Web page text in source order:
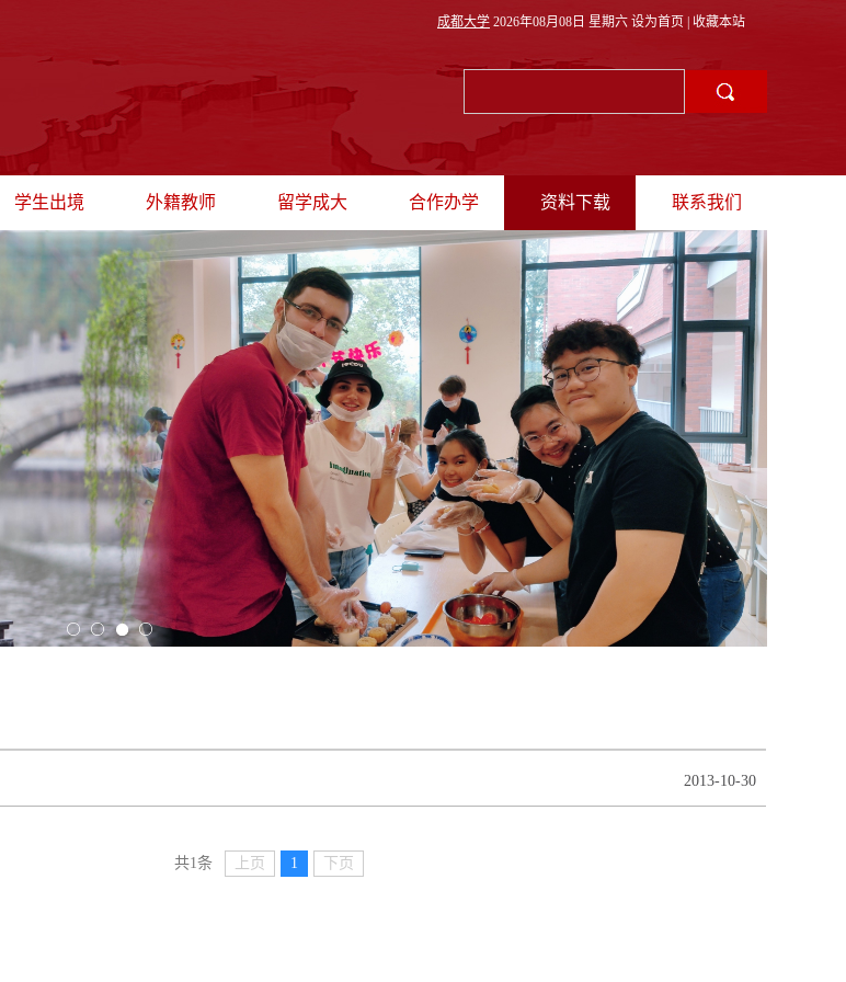
成都大学 2026年08月08日 星期六 设为首页 收藏本站
学生出境
最新动态
出境学习
海外实习
外籍教师
招聘信息
政策法规
办证流程
日常管理
外教风采
留学成大
留学生风采
招生信息
合作办学
招生动态
中外合作办学
海外联合培养
资料下载
教师出境
学生出境
联合培养项目
国际会议
外专邀请
国际生来校
联系我们
联系方式
2013-10-30
共1条 上页 1 下页